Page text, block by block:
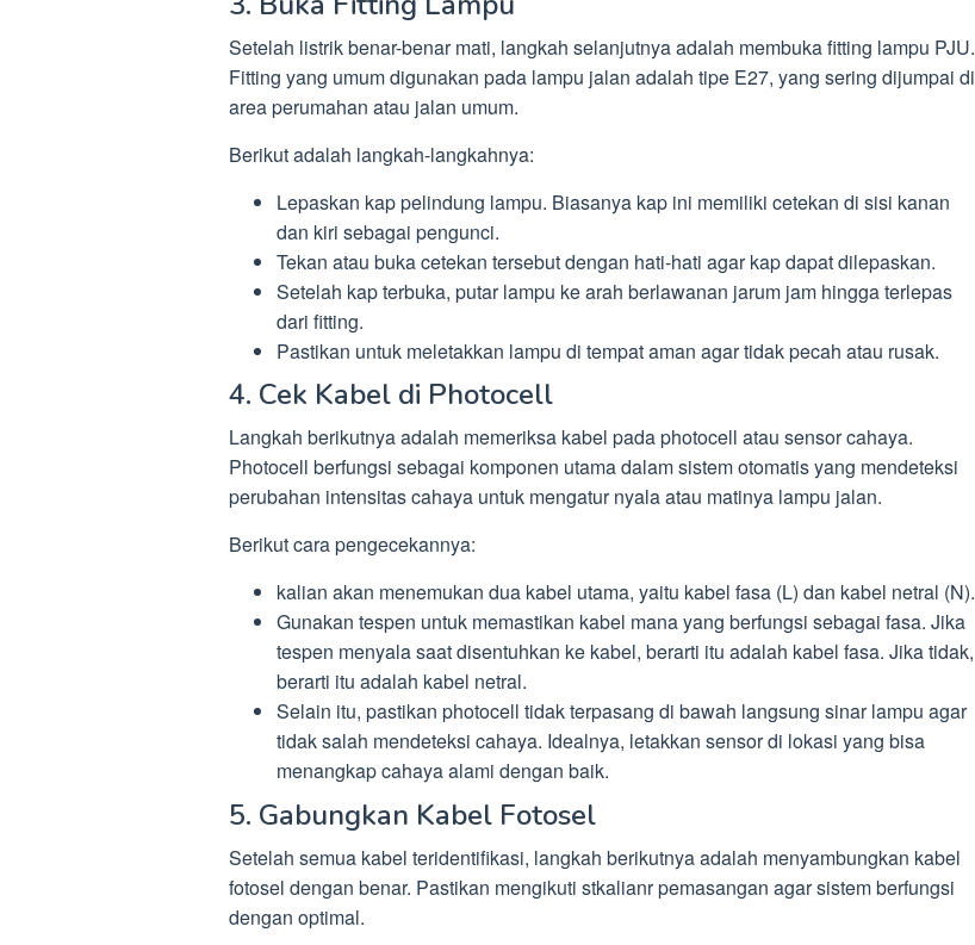
Setelah listrik benar-benar mati, langkah selanjutnya adalah membuka fitting lampu PJU.
Fitting yang umum digunakan pada lampu jalan adalah tipe E27, yang sering dijumpai di
area perumahan atau jalan umum.
Berikut adalah langkah-langkahnya:
Lepaskan kap pelindung lampu. Biasanya kap ini memiliki cetekan di sisi kanan
dan kiri sebagai pengunci.
Tekan atau buka cetekan tersebut dengan hati-hati agar kap dapat dilepaskan.
Setelah kap terbuka, putar lampu ke arah berlawanan jarum jam hingga terlepas
dari fitting.
Pastikan untuk meletakkan lampu di tempat aman agar tidak pecah atau rusak.
4. Cek Kabel di Photocell
Langkah berikutnya adalah memeriksa kabel pada photocell atau sensor cahaya.
Photocell berfungsi sebagai komponen utama dalam sistem otomatis yang mendeteksi
perubahan intensitas cahaya untuk mengatur nyala atau matinya lampu jalan.
Berikut cara pengecekannya:
kalian akan menemukan dua kabel utama, yaitu kabel fasa (L) dan kabel netral (N).
Gunakan tespen untuk memastikan kabel mana yang berfungsi sebagai fasa. Jika
tespen menyala saat disentuhkan ke kabel, berarti itu adalah kabel fasa. Jika tidak,
berarti itu adalah kabel netral.
Selain itu, pastikan photocell tidak terpasang di bawah langsung sinar lampu agar
tidak salah mendeteksi cahaya. Idealnya, letakkan sensor di lokasi yang bisa
menangkap cahaya alami dengan baik.
5. Gabungkan Kabel Fotosel
Setelah semua kabel teridentifikasi, langkah berikutnya adalah menyambungkan kabel
fotosel dengan benar. Pastikan mengikuti stkalianr pemasangan agar sistem berfungsi
dengan optimal.